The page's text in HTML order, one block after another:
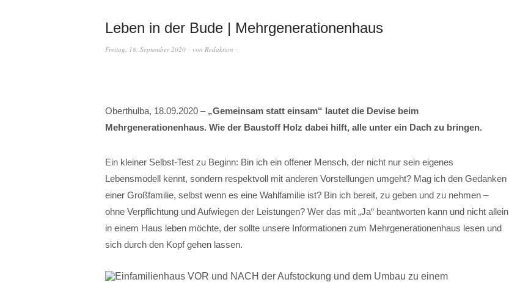
Leben in der Bude | Mehrgenerationenhaus
Freitag, 18. September 2020 von Redaktion
Oberthulba, 18.09.2020 – „Gemeinsam statt einsam“ lautet die Devise beim
Mehrgenerationenhaus. Wie der Baustoff Holz dabei hilft, alle unter ein Dach zu bringen.
Ein kleiner Selbst-Test zu Beginn: Bin ich ein offener Mensch, der nicht nur sein eigenes
Lebensmodell kennt, sondern respektvoll mit anderen Vorstellungen umgeht? Mag ich den Gedanken
einer Großfamilie, selbst wenn es eine Wahlfamilie ist? Bin ich bereit, zu geben und zu nehmen –
ohne Verpflichtung und Aufwiegen der Leistungen? Wer das mit „Ja“ beantworten kann und nicht allein
in einem Haus leben möchte, der sollte unsere Informationen zum Mehrgenerationenhaus lesen und
sich durch den Kopf gehen lassen.